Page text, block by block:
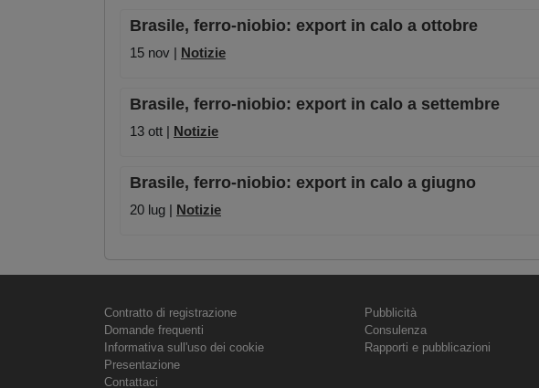
Brasile, ferro-niobio: export in calo a ottobre
15 nov | Notizie
Brasile, ferro-niobio: export in calo a settembre
13 ott | Notizie
Brasile, ferro-niobio: export in calo a giugno
20 lug | Notizie
Contratto di registrazione
Domande frequenti
Informativa sull'uso dei cookie
Presentazione
Contattaci
Pubblicità
Consulenza
Rapporti e pubblicazioni